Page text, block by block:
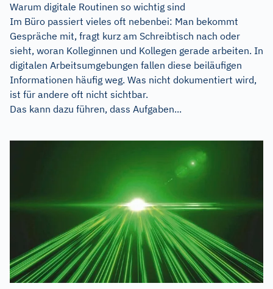
Warum digitale Routinen so wichtig sind
Im Büro passiert vieles oft nebenbei: Man bekommt
Gespräche mit, fragt kurz am Schreibtisch nach oder
sieht, woran Kolleginnen und Kollegen gerade arbeiten. In
digitalen Arbeitsumgebungen fallen diese beiläufigen
Informationen häufig weg. Was nicht dokumentiert wird,
ist für andere oft nicht sichtbar.
Das kann dazu führen, dass Aufgaben...